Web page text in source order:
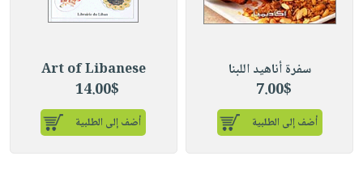
سفرة أناهيد اللبنا
7.00$
أضف إلى الطلبية
Art of Libanese
14.00$
أضف إلى الطلبية